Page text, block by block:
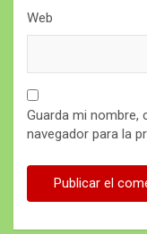
Web
Guarda mi nombre,
navegador para la